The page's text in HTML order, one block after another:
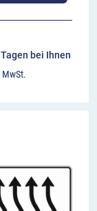
bei Ihnen
MwSt.